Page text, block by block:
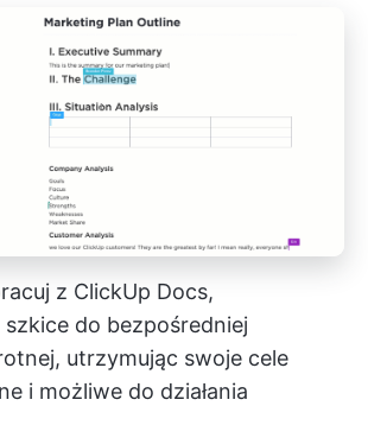
z ClickUp Docs,
do bezpośredniej
utrzymując swoje cele
i możliwe do działania